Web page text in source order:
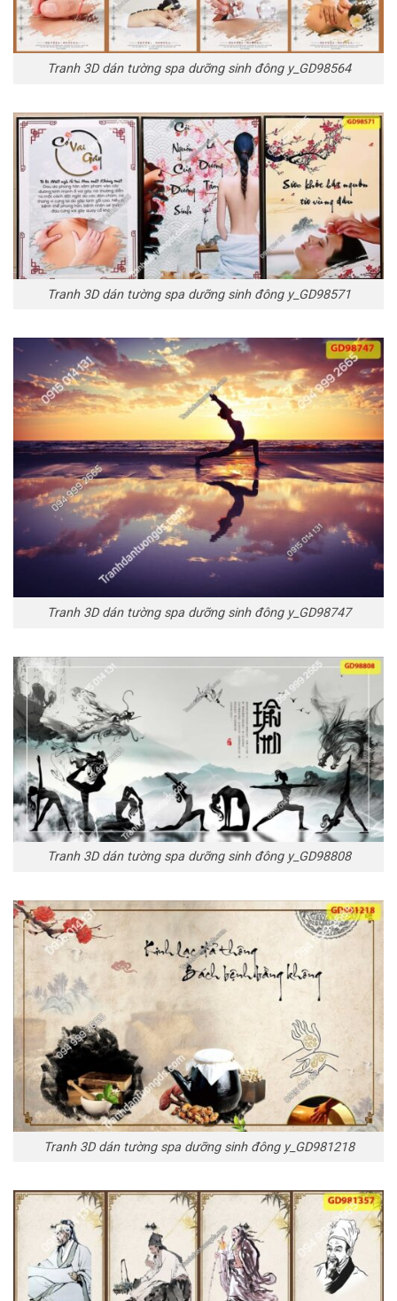
Tranh 3D dán tường spa dưỡng sinh đông y_GD98564
Tranh 3D dán tường spa dưỡng sinh đông y_GD98571
Tranh 3D dán tường spa dưỡng sinh đông y_GD98747
Tranh 3D dán tường spa dưỡng sinh đông y_GD98808
Tranh 3D dán tường spa dưỡng sinh đông y_GD981218